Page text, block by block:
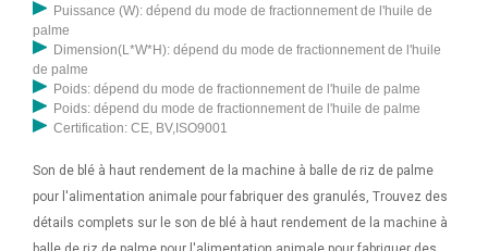
Puissance (W): dépend du mode de fractionnement de l'huile de
palme
Dimension(L*W*H): dépend du mode de fractionnement de l'huile
de palme
Poids: dépend du mode de fractionnement de l'huile de palme
Poids: dépend du mode de fractionnement de l'huile de palme
Certification: CE, BV,ISO9001
Son de blé à haut rendement de la machine à balle de riz de palme
pour l'alimentation animale pour fabriquer des granulés, Trouvez des
détails complets sur le son de blé à haut rendement de la machine à